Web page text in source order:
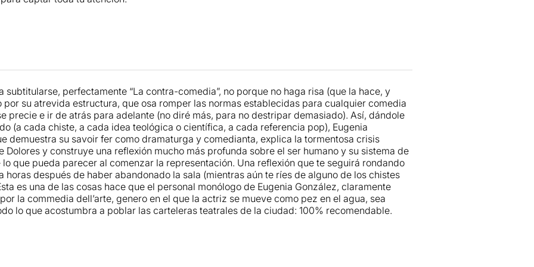
subtitularse, perfectamente “La contra-comedia”, no porque no haga risa (que la hace, y
por su atrevida estructura, que osa romper las normas establecidas para cualquier comedia
precie e ir de atrás para adelante (no diré más, para no destripar demasiado). Así, dándole
(a cada chiste, a cada idea teológica o científica, a cada referencia pop), Eugenia
demuestra su savoir fer como dramaturga y comedianta, explica la tormentosa crisis
Dolores y construye una reflexión mucho más profunda sobre el ser humano y su sistema de
que pueda parecer al comenzar la representación. Una reflexión que te seguirá rondando
horas después de haber abandonado la sala (mientras aún te ríes de alguno de los chistes
es una de las cosas hace que el personal monólogo de Eugenia González, claramente
la commedia dell’arte, genero en el que la actriz se mueve como pez en el agua, sea
lo que acostumbra a poblar las carteleras teatrales de la ciudad: 100% recomendable.